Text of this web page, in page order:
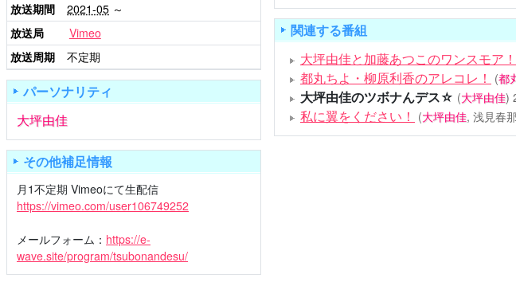
関連する番組
大坪由佳と加藤あつこのワンスモア！
都丸ちよ・柳原利香のアレコレ！ (都
大坪由佳のツボナんデス☆ (大坪由佳)
私に翼をください！ (大坪由佳, 浅見春
放送期間
2021-05 ～
放送局
Vimeo
放送周期
不定期
パーソナリティ
大坪由佳
その他補足情報
月1不定期 Vimeoにて生配信
https://vimeo.com/user106749252
メールフォーム： https://e-
wave.site/program/tsubonandesu/